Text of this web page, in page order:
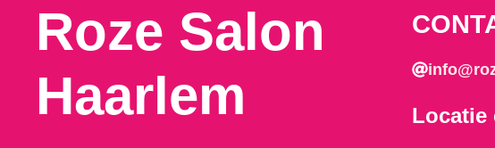
Roze Salon
Haarlem
Locatie